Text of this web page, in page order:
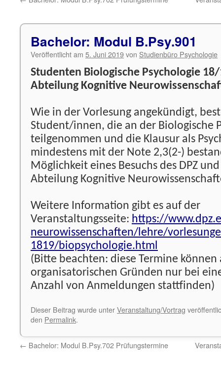
Bachelor: Modul B.Psy.901
Veröffentlicht am 5. Juni 2019von Studienbüro Psychologie
Studenten Biologische Psychologie
Abteilung Kognitive
Wie in der Vorlesung angekündigt,
Student/innen, die an der Biologische
teilgenommen und die Klausur als
mindestens mit der Note 2,3(2-)
Möglichkeit eines Besuchs des DPZ
Abteilung Kognitive
Weitere Information gibt es auf der
Veranstaltungsseite: https://
neurowissenschaften/lehre/
1819/biopsychologie.html
(Bitte beachten: diese Termine können
organisatorischen Gründen nur bei
Anzahl von Anmeldungen stattfinden)
Dieser Beitrag wurde unterVeranstaltung/Vortrag
den Permalink.
← Bachelor: Modul B.Psy.702 Prüfungstermine